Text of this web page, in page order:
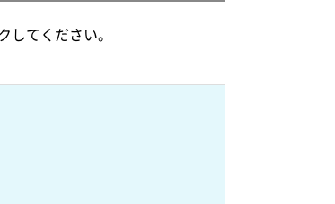
てください。